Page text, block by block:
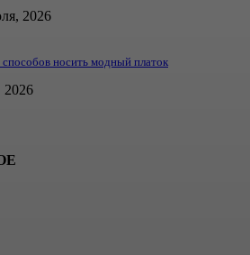
2026
носить модный платок
2026